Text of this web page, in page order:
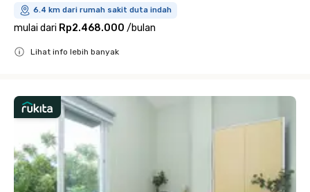
6.4 km dari rumah sakit duta indah
mulai dari Rp2.468.000 /bulan
Lihat info lebih banyak